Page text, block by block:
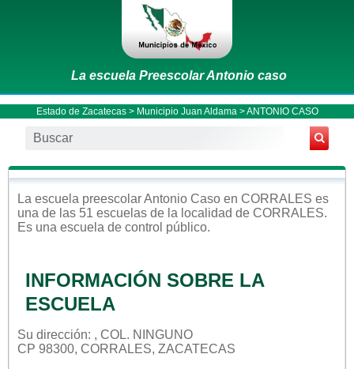
La escuela Preescolar Antonio caso
Estado de Zacatecas> Municipio Juan Aldama > ANTONIO CASO
La escuela preescolarAntonio Caso en CORRALES es
una de las 51 escuelas de la localidad de CORRALES.
Es una escuela de control público.
INFORMACIÓN SOBRE LA
ESCUELA
Su dirección: , COL. NINGUNO
CP 98300, CORRALES, ZACATECAS